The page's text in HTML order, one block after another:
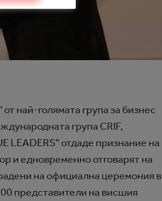
най-голямата група за бизнес
група CRIF,
LEADERS” отдаде признание на
и едновременно отговарят на
на официална церемония в
представители на висшия